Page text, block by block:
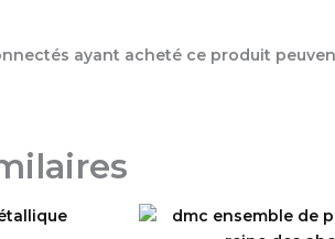
ayant acheté ce produit